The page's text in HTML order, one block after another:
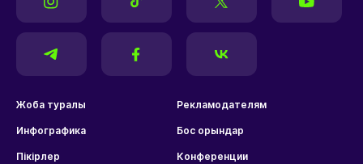
Жоба туралы Рекламодателям
Инфографика Бос орындар
Пікірлер Конференции